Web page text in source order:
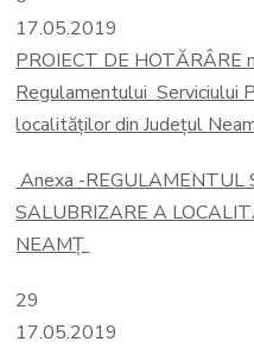
17.05.2019
PROIECT DE HOTĂRÂRE
Regulamentului Serviciului
localităților din Județul
Anexa -REGULAMENTUL
SALUBRIZARE A
NEAMȚ
29
17.05.2019